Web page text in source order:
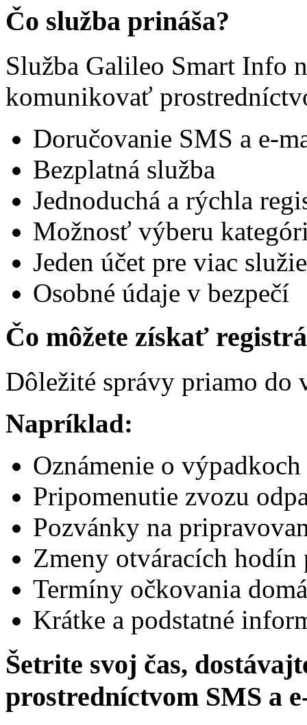
Čo služba prináša?
Služba Galileo Smart Info
komunikovať
Doručovanie SMS a e-
Bezplatná služba
Jednoduchá a rýchla
Možnosť výberu
Jeden účet pre viac
Osobné údaje v bezpečí
Čo môžete získať
Dôležité správy priamo do
Napríklad:
Oznámenie o
Pripomenutie zvozu
Pozvánky na
Zmeny otváracích hodín
Termíny očkovania
Krátke a podstatné
Šetrite svoj čas,
prostredníctvom SMS a